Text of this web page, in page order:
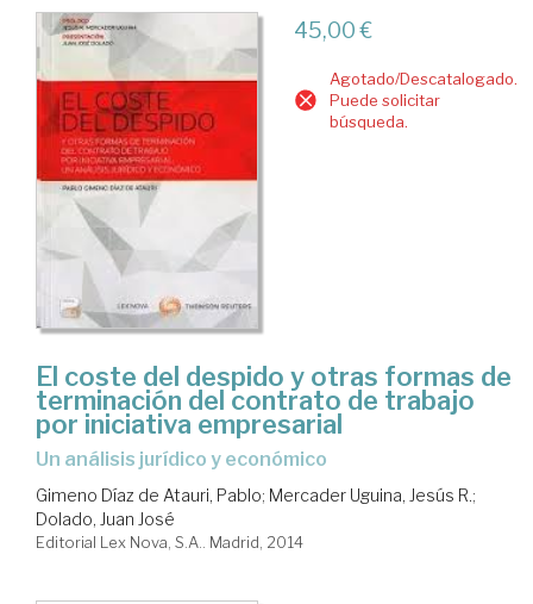
45,00 €
Agotado/Descatalogado.
Puede solicitar
búsqueda.
El coste del despido y otras formas de
terminación del contrato de trabajo
por iniciativa empresarial
un análisis jurídico y económico
Gimeno Díaz de Atauri, Pablo; Mercader Uguina, Jesús R.;
Dolado, Juan José
Editorial Lex Nova, S.A.. Madrid, 2014